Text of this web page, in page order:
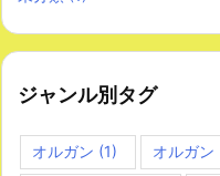
ジャンル別タグ
オルガン (1) オルガン